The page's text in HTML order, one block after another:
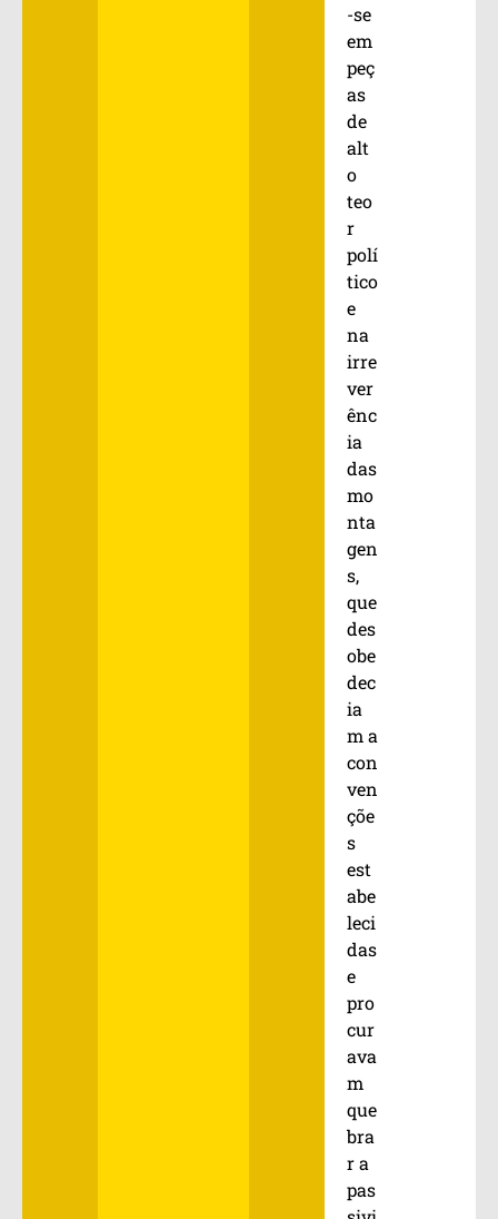
-se
em
peç
as
de
alt
o
teo
r
polí
tico
e
na
irre
ver
ênc
ia
das
mo
nta
gen
s,
que
des
obe
dec
ia
m a
con
ven
çõe
s
est
abe
leci
das
e
pro
cur
ava
m
que
bra
r a
pas